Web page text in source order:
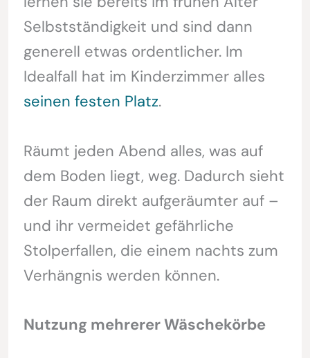
Selbstständigkeit und sind dann
generell etwas ordentlicher. Im
Idealfall hat im Kinderzimmer alles
seinen festen Platz.
Räumt jeden Abend alles, was auf
dem Boden liegt, weg. Dadurch sieht
der Raum direkt aufgeräumter auf –
und ihr vermeidet gefährliche
Stolperfallen, die einem nachts zum
Verhängnis werden können.
Nutzung mehrerer Wäschekörbe